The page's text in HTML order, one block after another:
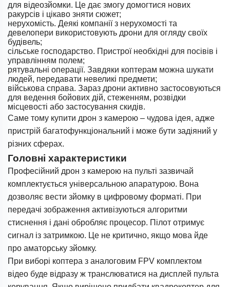
для відеозйомки. Це дає змогу домогтися нових
ракурсів і цікаво зняти сюжет;
нерухомість. Деякі компанії з нерухомості та
девелопери використовують дрони для огляду своїх
будівель;
сільське господарство. Пристрої необхідні для посівів і
управлінням полем;
рятувальні операції. Завдяки коптерам можна шукати
людей, передавати невеликі предмети;
військова справа. Зараз дрони активно застосовуються
для ведення бойових дій, стеженням, розвідки
місцевості або застосування скидів.
Саме тому купити дрон з камерою – чудова ідея, адже
пристрій багатофункціональний і може бути задіяний у
різних сферах.
Головні характеристики
Професійний дрон з камерою на пульті зазвичай
комплектується універсальною апаратурою. Вона
дозволяє вести зйомку в цифровому форматі. При
передачі зображення активізуються алгоритми
стиснення і дані обробляє процесор. Пілот отримує
сигнал із затримкою. Це не критично, якщо мова йде
про аматорську зйомку.
При виборі коптера з аналоговим FPV комплектом
відео буде відразу ж транслюватися на дисплей пульта